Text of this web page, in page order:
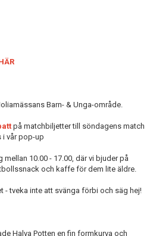
Barn- & Unga-område.
på matchbiljetter till söndagens match
i vår pop-up
10.00 - 17.00, där vi bjuder på
och kaffe för dem lite äldre.
- tveka inte att svänga förbi och säg hej!
Halva Potten en fin formkurva och